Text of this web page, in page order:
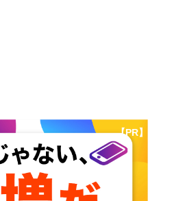
【PR】